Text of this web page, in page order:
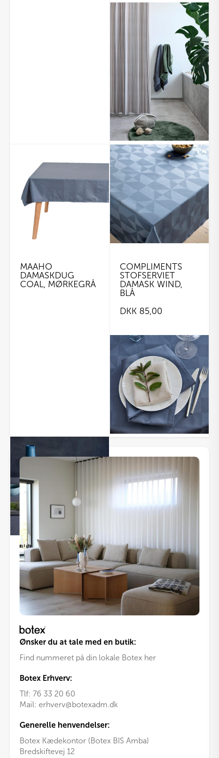
MAAHO
DAMASKDUG
COAL, MØRKEGRÅ
COMPLIMENTS
STOFSERVIET
DAMASK WIND,
BLÅ
DKK 85,00
Ønsker du at tale med en butik:
Find nummeret på din lokale Botex her
Botex Erhverv:
Tlf: 76 33 20 60
Mail: erhverv@botexadm.dk
Generelle henvendelser:
Botex Kædekontor (Botex BIS Amba)
Bredskiftevej 12